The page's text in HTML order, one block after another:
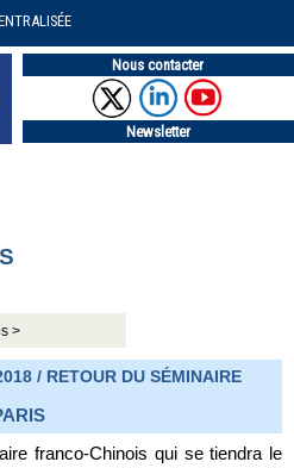
Nous contacter
Newsletter
>
/ RETOUR DU SÉMINAIRE
franco-Chinois qui se tiendra le